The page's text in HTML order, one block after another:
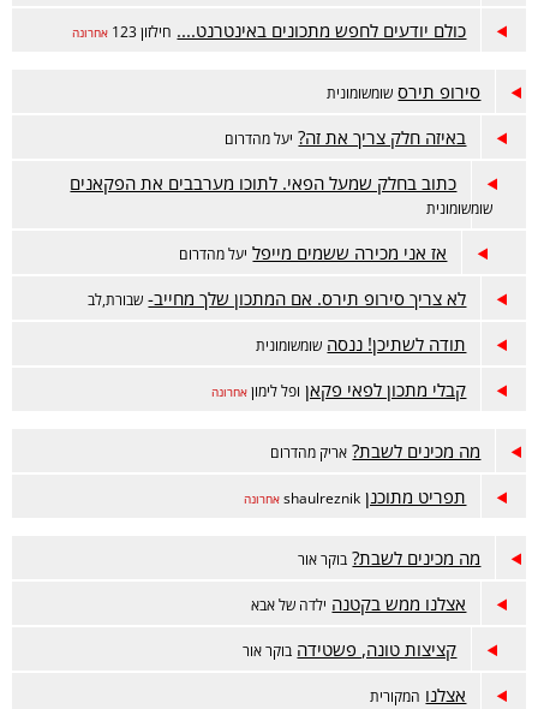
כולם יודעים לחפש מתכונים באינטרנט.... חילזון 123 אחרונה
סירופ תירס שומשומונית
באיזה חלק צריך את זה? יעל מהדרום
כתוב בחלק שמעל הפאי. לתוכו מערבבים את הפקאנים
שומשומונית
אז אני מכירה ששמים מייפל יעל מהדרום
לא צריך סירופ תירס. אם המתכון שלך מחייב- שבורת,לב
תודה לשתיכן! ננסה שומשומונית
קבלי מתכון לפאי פקאן ופל לימון אחרונה
מה מכינים לשבת? אריק מהדרום
תפריט מתוכנן shaulreznik אחרונה
מה מכינים לשבת? בוקר אור
אצלנו ממש בקטנה ילדה של אבא
קציצות טונה, פשטידה בוקר אור
אצלנו המקורית